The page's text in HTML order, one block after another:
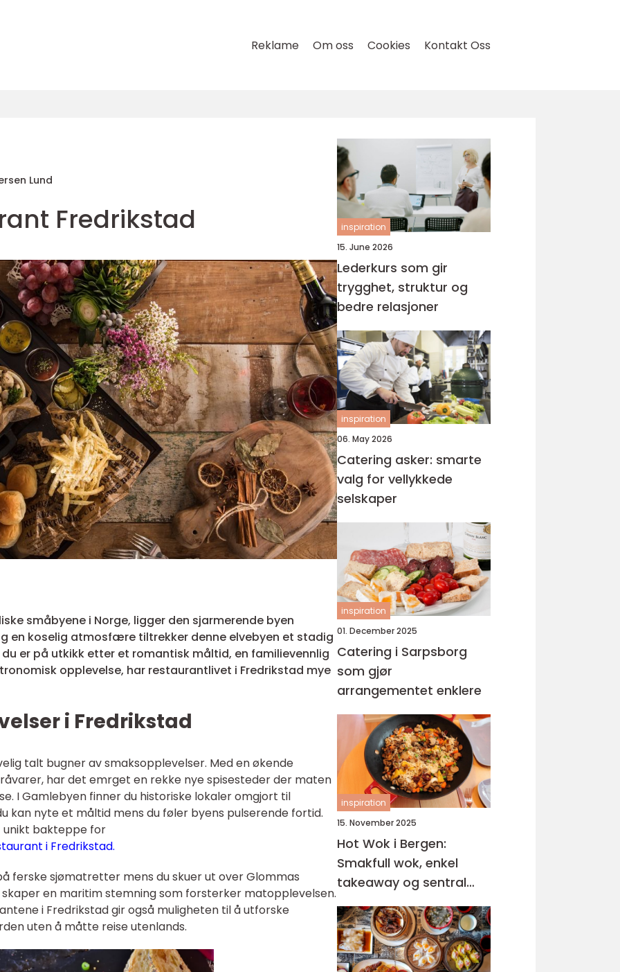
Reklame Om oss Cookies Kontakt Oss
Lund
Fredrikstad
småbyene i Norge, ligger den sjarmerende byen
en koselig atmosfære tiltrekker denne elvebyen et stadig
er på utkikk etter et romantisk måltid, en familievennlig
opplevelse, har restaurantlivet i Fredrikstad mye
i Fredrikstad
talt bugner av smaksopplevelser. Med en økende
har det emrget en rekke nye spisesteder der maten
I Gamlebyen finner du historiske lokaler omgjort til
kan nyte et måltid mens du føler byens pulserende fortid.
bakteppe for
i Fredrikstad.
ferske sjømatretter mens du skuer ut over Glommas
en maritim stemning som forsterker matopplevelsen.
i Fredrikstad gir også muligheten til å utforske
uten å måtte reise utenlands.
inspiration
15. June 2026
Lederkurs som gir
trygghet, struktur og
bedre relasjoner
inspiration
06. May 2026
Catering asker: smarte
valg for vellykkede
selskaper
inspiration
01. December 2025
Catering i Sarpsborg
som gjør
arrangementet enklere
inspiration
15. November 2025
Hot Wok i Bergen:
Smakfull wok, enkel
takeaway og sentral
beliggenhet